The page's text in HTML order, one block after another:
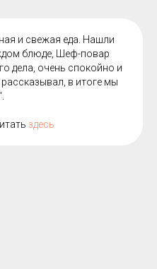
и свежая еда. Нашли
блюде, Шеф-повар
дела, очень спокойно и
в итоге мы
здесь